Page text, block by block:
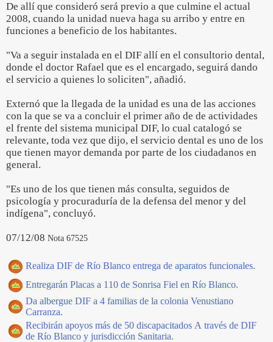
De allí que consideró será previo a que culmine el actual
2008, cuando la unidad nueva haga su arribo y entre en
funciones a beneficio de los habitantes.
"Va a seguir instalada en el DIF allí en el consultorio dental,
donde el doctor Rafael que es el encargado, seguirá dando
el servicio a quienes lo soliciten", añadió.
Externó que la llegada de la unidad es una de las acciones
con la que se va a concluir el primer año de de actividades
el frente del sistema municipal DIF, lo cual catalogó se
relevante, toda vez que dijo, el servicio dental es uno de los
que tienen mayor demanda por parte de los ciudadanos en
general.
"Es uno de los que tienen más consulta, seguidos de
psicología y procuraduría de la defensa del menor y del
indígena", concluyó.
07/12/08 Nota 67525
Realiza DIF de Río Blanco entrega de aparatos funcionales.
Entregarán Placas a 110 de Sonrisa Fiel en Río Blanco.
Da albergue DIF a 4 familias de la colonia Venustiano
Carranza.
Recibirán apoyos más de 50 discapacitados A través de DIF
de Río Blanco y jurisdicción Sanitaria.